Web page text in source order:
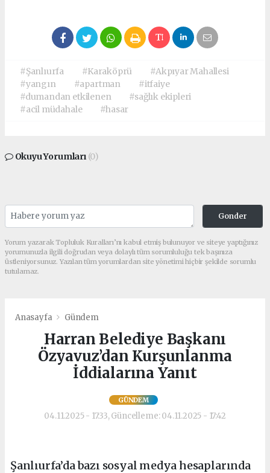
#Şanlıurfa #Karaköprü
#Akpıyar Mahallesi
#yangın
#apartman
#itfaiye
#dumandan etkilenen
#sağlık ekipleri
#acil müdahale
#hasar
Okuyu Yorumları (0)
Gonder
Yorum yazarak Topluluk Kuralları’nı kabul etmiş bulunuyor ve siteye yaptığınız
yorumunuzla ilgili doğrudan veya dolaylı tüm sorumluluğu tek başınıza
üstleniyorsunuz. Yazılan tüm yorumlardan site yönetimi hiçbir şekilde sorumlu
tutulamaz.
Anasayfa Gündem
Harran Belediye Başkanı
Özyavuz’dan Kurşunlanma
İddialarına Yanıt
GÜNDEM
04.11.2025 - 17:33, Güncelleme: 04.11.2025 - 17:42
Şanlıurfa’da bazı sosyal medya hesaplarında